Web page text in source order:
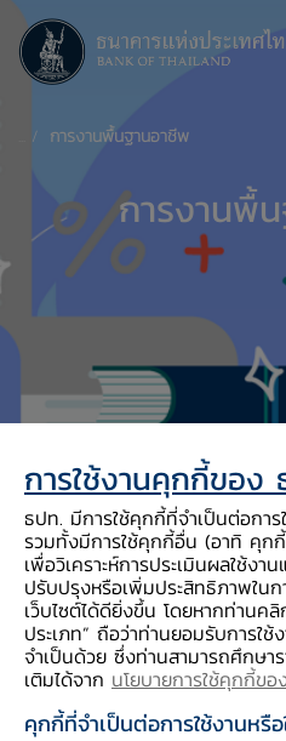
การงานพื้นฐานอาชีพ
การงานพื้
สาระที่
การอาชีพ
การใช้งานคุกกี้ของ
ธปท. มีการใช้คุกกี้ที่จำเป็นต่อการ
รวมทั้งมีการใช้คุกกี้อื่น (อาทิ คุก
เพื่อวิเคราะห์การประเมินผลใช้งา
ปรับปรุงหรือเพิ่มประสิทธิภาพในก
เว็บไซต์ได้ดียิ่งขึ้น โดยหากท่านค
ประเภท” ถือว่าท่านยอมรับการใ
จำเป็นด้วย ซึ่งท่านสามารถศึกษา
เติมได้จาก นโยบายการใช้คุกกี้ข
คุกกี้ที่จำเป็นต่อการใช้งานหรือ